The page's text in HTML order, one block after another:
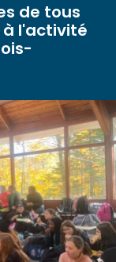
de tous
à l'activité